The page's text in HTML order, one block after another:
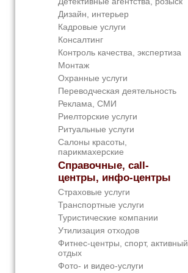
Дизайн, интерьер
Кадровые услуги
Консалтинг
Контроль качества, экспертиза
Монтаж
Охранные услуги
Переводческая деятельность
Реклама, СМИ
Риелторские услуги
Ритуальные услуги
Салоны красоты,
парикмахерские
Справочные, call-
центры, инфо-центры
Страховые услуги
Транспортные услуги
Туристические компании
Утилизация отходов
Фитнес-центры, спорт, активный
отдых
Фото- и видео-услуги